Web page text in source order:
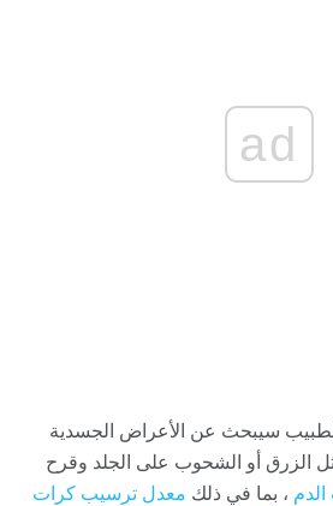
ad
سيبحث عن الأعراض الجسدية
الزرق أو الشحوب على الجلد وقرح
الدم ، بما في ذلك معدل ترسيب كرات